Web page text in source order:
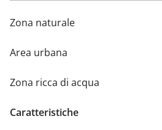
Zona naturale
Area urbana
Zona ricca di acqua
Caratteristiche